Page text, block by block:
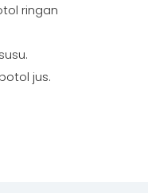
ringan
jus.